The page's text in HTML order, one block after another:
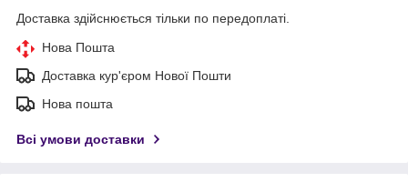
Доставка здійснюється тільки по передоплаті.
Нова Пошта
Доставка кур'єром Нової Пошти
Нова пошта
Всі умови доставки